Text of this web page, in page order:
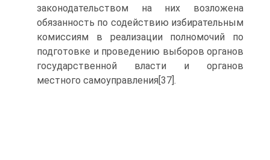
законодательством на них возложена
обязанность по содействию избирательным
комиссиям в реализации полномочий по
подготовке и проведению выборов органов
государственной власти и органов
местного самоуправления[37].